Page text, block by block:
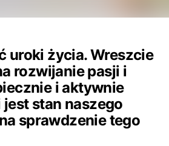
uroki życia. Wreszcie
rozwijanie pasji i
i aktywnie
stan naszego
sprawdzenie tego